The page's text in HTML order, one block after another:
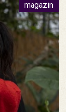
magazin